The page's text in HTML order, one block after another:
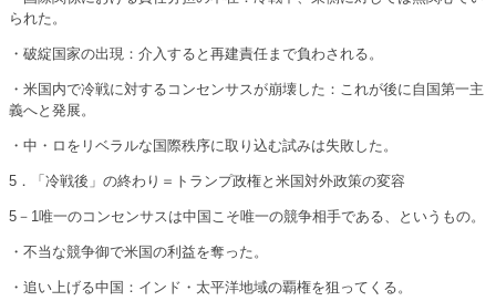
られた。
・破綻国家の出現：介入すると再建責任まで負わされる。
・米国内で冷戦に対するコンセンサスが崩壊した：これが後に自国第一主
義へと発展。
・中・ロをリベラルな国際秩序に取り込む試みは失敗した。
5．「冷戦後」の終わり＝トランプ政権と米国対外政策の変容
5－1唯一のコンセンサスは中国こそ唯一の競争相手である、というもの。
・不当な競争御で米国の利益を奪った。
・追い上げる中国：インド・太平洋地域の覇権を狙ってくる。